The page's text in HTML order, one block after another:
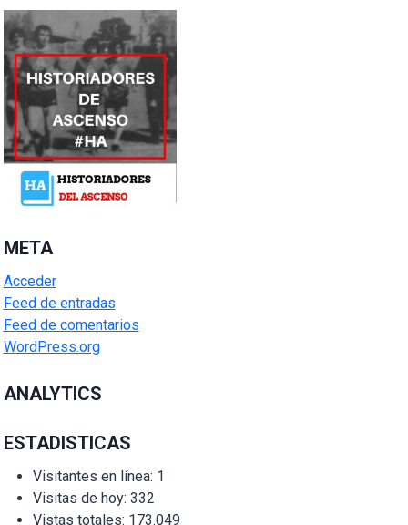
META
Acceder
Feed de entradas
Feed de comentarios
WordPress.org
ANALYTICS
ESTADISTICAS
Visitantes en línea: 1
Visitas de hoy: 332
Vistas totales: 173.049